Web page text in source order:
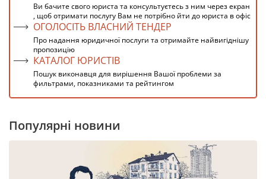
Ви бачите свого юриста та консультуєтесь з ним через екран
, щоб отримати послугу Вам не потрібно йти до юриста в офіс
ОГОЛОСІТЬ ВЛАСНИЙ ТЕНДЕР
Про надання юридичної послуги та отримайте найвигіднішу
пропозицію
КАТАЛОГ ЮРИСТІВ
Пошук виконавця для вирішення Вашої проблеми за
фильтрами, показниками та рейтингом
Популярні новини